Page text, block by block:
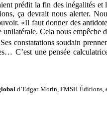
prédit la fin des inégalités et
ça devrait nous alerter.
«Il faut donner des
unilatérale. Cela nous empêche
constatations soudain
C’est une pensée
d’Edgar Morin, FMSH Éditions,